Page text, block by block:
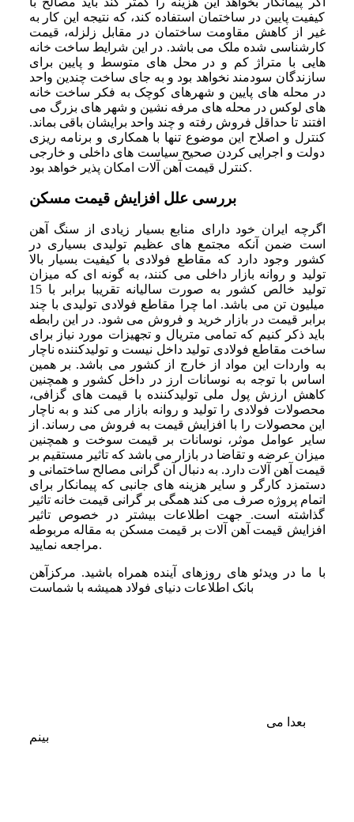
کیفیت پایین در ساختمان استفاده کند، که نتیجه این کار به
غیر از کاهش مقاومت ساختمان در مقابل زلزله، قیمت
کارشناسی شده ملک می باشد. در این شرایط ساخت خانه
هایی با متراژ کم و در محل های متوسط و پایین برای
سازندگان سودمند نخواهد بود و به جای ساخت چندین واحد
در محله های پایین و شهرهای کوچک به فکر ساخت خانه
های لوکس در محله های مرفه نشین و شهر های بزرگ می
افتند تا حداقل فروش رفته و چند واحد برایشان باقی بماند.
کنترل و اصلاح این موضوع تنها با همکاری و برنامه ریزی
دولت و اجرایی کردن صحیح سیاست‌ های داخلی و خارجی
کنترل قیمت آهن آلات امکان پذیر خواهد بود.
بررسی علل افزایش قیمت مسکن
اگرچه ایران خود دارای منابع بسیار زیادی از سنگ آهن
است ضمن آنکه مجتمع های عظیم تولیدی بسیاری در
کشور وجود دارد که مقاطع فولادی با کیفیت بسیار بالا
تولید و روانه بازار داخلی می کنند، به گونه ای که میزان
تولید خالص کشور به صورت سالیانه تقریبا برابر با 15
میلیون تن می باشد. اما چرا مقاطع فولادی تولیدی با چند
برابر قیمت در بازار خرید و فروش می شود. در این رابطه
باید ذکر کنیم که تمامی متریال و تجهیزات مورد نیاز برای
ساخت مقاطع فولادی تولید داخل نیست و تولیدکننده ناچار
به واردات این مواد از خارج از کشور می باشد. بر همین
اساس با توجه به نوسانات ارز در داخل کشور و همچنین
کاهش ارزش پول ملی تولیدکننده با قیمت های گزافی،
محصولات فولادی را تولید و روانه بازار می کند و به ناچار
این محصولات را با افزایش قیمت به فروش می رساند. از
سایر عوامل موثر، نوسانات بر قیمت سوخت و همچنین
میزان عرضه و تقاضا در بازار می باشد که تاثیر مستقیم بر
قیمت آهن آلات دارد. به دنبال آن گرانی مصالح ساختمانی و
دستمزد کارگر و سایر هزینه های جانبی که پیمانکار برای
اتمام پروژه صرف می کند همگی بر گرانی قیمت خانه تاثیر
گذاشته است. جهت اطلاعات بیشتر در خصوص تاثیر
افزایش قیمت آهن آلات بر قیمت مسکن به مقاله مربوطه
مراجعه نمایید.
با ما در ویدئو های روزهای آینده همراه باشید. مرکزآهن
بانک اطلاعات دنیای فولاد همیشه با شماست
بعدا می
بینم